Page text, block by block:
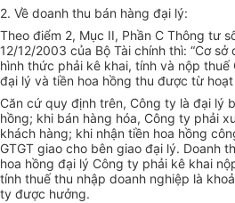
2. Về doanh thu bán hàng đại lý:
Theo điểm 2, Mục II, Phần C Thông tư
12/12/2003 của Bộ Tài chính thì: “Cơ
hình thức phải kê khai, tính và nộp thuế
đại lý và tiền hoa hồng thu được từ hoạt
Căn cứ quy định trên, Công ty là đại lý
hồng; khi bán hàng hóa, Công ty phải
khách hàng; khi nhận tiền hoa hồng
GTGT giao cho bên giao đại lý. Doanh
hoa hồng đại lý Công ty phải kê khai
tính thuế thu nhập doanh nghiệp là
ty được hưởng.